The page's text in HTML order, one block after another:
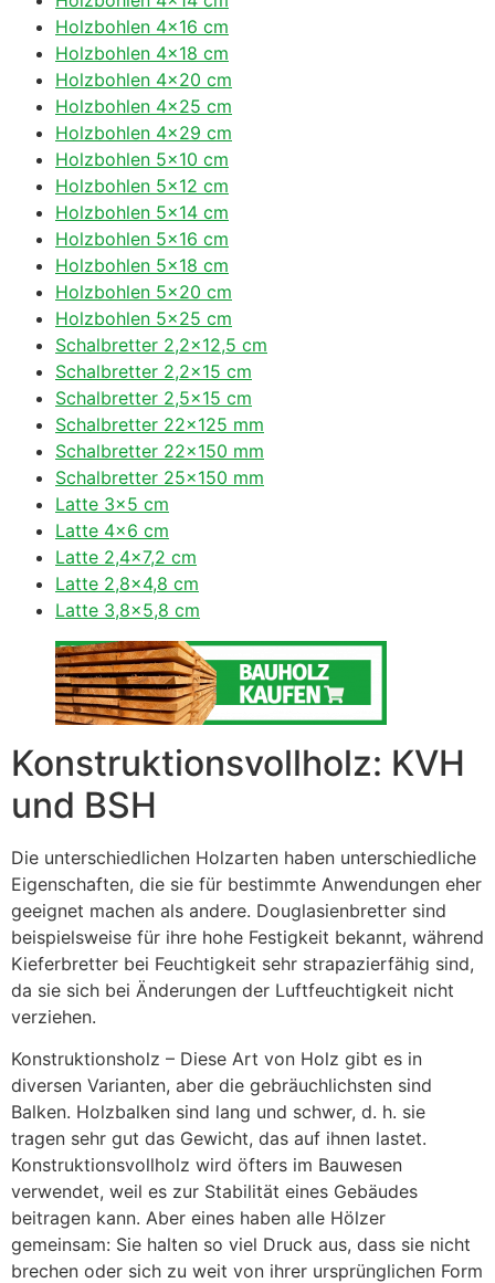
Holzbohlen 4×16 cm
Holzbohlen 4×18 cm
Holzbohlen 4×20 cm
Holzbohlen 4×25 cm
Holzbohlen 4×29 cm
Holzbohlen 5×10 cm
Holzbohlen 5×12 cm
Holzbohlen 5×14 cm
Holzbohlen 5×16 cm
Holzbohlen 5×18 cm
Holzbohlen 5×20 cm
Holzbohlen 5×25 cm
Schalbretter 2,2×12,5 cm
Schalbretter 2,2×15 cm
Schalbretter 2,5×15 cm
Schalbretter 22×125 mm
Schalbretter 22×150 mm
Schalbretter 25×150 mm
Latte 3×5 cm
Latte 4×6 cm
Latte 2,4×7,2 cm
Latte 2,8×4,8 cm
Latte 3,8×5,8 cm
Konstruktionsvollholz: KVH
und BSH
Die unterschiedlichen Holzarten haben unterschiedliche
Eigenschaften, die sie für bestimmte Anwendungen eher
geeignet machen als andere. Douglasienbretter sind
beispielsweise für ihre hohe Festigkeit bekannt, während
Kieferbretter bei Feuchtigkeit sehr strapazierfähig sind,
da sie sich bei Änderungen der Luftfeuchtigkeit nicht
verziehen.
Konstruktionsholz – Diese Art von Holz gibt es in
diversen Varianten, aber die gebräuchlichsten sind
Balken. Holzbalken sind lang und schwer, d. h. sie
tragen sehr gut das Gewicht, das auf ihnen lastet.
Konstruktionsvollholz wird öfters im Bauwesen
verwendet, weil es zur Stabilität eines Gebäudes
beitragen kann. Aber eines haben alle Hölzer
gemeinsam: Sie halten so viel Druck aus, dass sie nicht
brechen oder sich zu weit von ihrer ursprünglichen Form